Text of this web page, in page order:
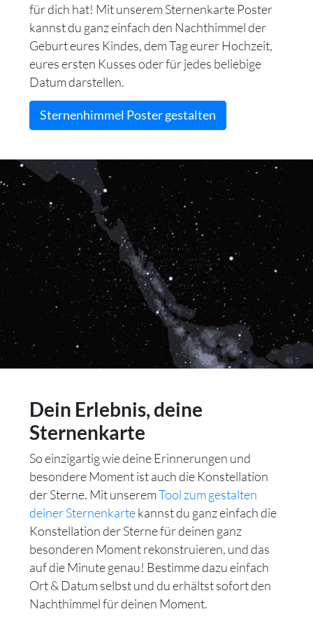
für dich hat! Mit unserem Sternenkarte Poster
kannst du ganz einfach den Nachthimmel der
Geburt eures Kindes, dem Tag eurer Hochzeit,
eures ersten Kusses oder für jedes beliebige
Datum darstellen.
Sternenhimmel Poster gestalten
Dein Erlebnis, deine
Sternenkarte
So einzigartig wie deine Erinnerungen und
besondere Moment ist auch die Konstellation
der Sterne. Mit unseremTool zum gestalten
deiner Sternenkartekannst du ganz einfach die
Konstellation der Sterne für deinen ganz
besonderen Moment rekonstruieren, und das
auf die Minute genau! Bestimme dazu einfach
Ort & Datum selbst und du erhältst sofort den
Nachthimmel für deinen Moment.